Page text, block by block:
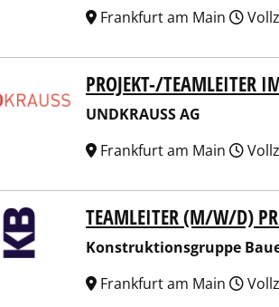
Frankfurt am Main
PROJEKT-/TEAMLEITER
UNDKRAUSS AG
Frankfurt am Main
Bauen AG
TEAMLEITER (M/W/D)
Konstruktionsgruppe
Frankfurt am Main